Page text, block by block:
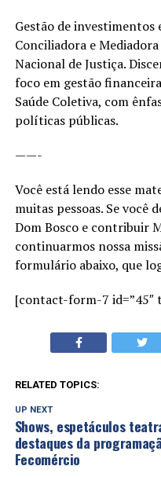
Gestão de investimentos
Conciliadora e
Nacional de Justiça.
foco em gestão
Saúde Coletiva, com
políticas públicas.
——-
Você está lendo esse
muitas pessoas. Se você
Dom Bosco e contribuir
continuarmos nossa
formulário abaixo, que
[contact-form-7 id=”45″
RELATED TOPICS:
UP NEXT
Shows, espetáculos
destaques da
Fecomércio